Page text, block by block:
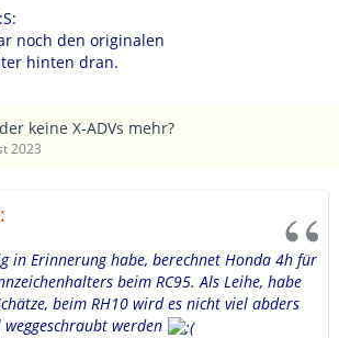
noch den originalen
hinten dran.
keine X-ADVs mehr?
2023
in Erinnerung habe, berechnet Honda 4h für
beim RC95. Als Leihe, habe
beim RH10 wird es nicht viel abders
werden